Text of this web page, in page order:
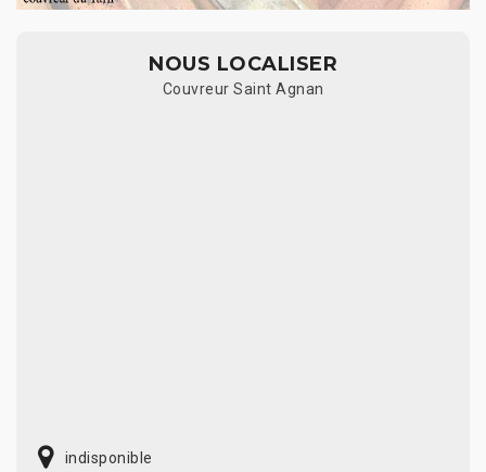
NOUS LOCALISER
Couvreur Saint Agnan
indisponible